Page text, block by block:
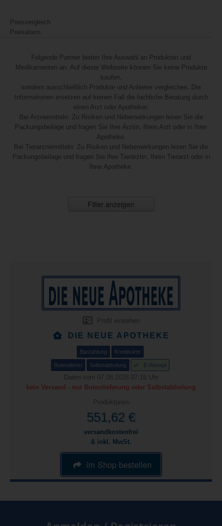
Preisvergleich
Preisalarm
Folgende Partner bieten Ihre Auswahl an Produkten und
Medikamenten an. Auf dieser Webseite können Sie keine Produkte
kaufen,
sondern ausschließlich Produkte und Anbieter vergleichen. Die
Informationen ersetzen auf keinen Fall die fachliche Beratung durch
einen Arzt oder Apotheker.
Bei Arzneimitteln: Zu Risiken und Nebenwirkungen lesen Sie die
Packungsbeilage und fragen Sie Ihre Ärztin, Ihren Arzt oder in Ihrer
Apotheke.
Bei Tierarzneimitteln: Zu Risiken und Nebenwirkungen lesen Sie die
Packungsbeilage und fragen Sie Ihre Tierärztin, Ihren Tierarzt oder in
Ihrer Apotheke.
Filter anzeigen
Profil einsehen
DIE NEUE APOTHEKE
Barzahlung Kreditkarte
Botendienst Selbstabholung E-Rezept
Daten vom 07.08.2026 07:16 Uhr
kein Versand - nur Botenlieferung oder Selbstabholung
Produktpreis
551,62 €
versandkostenfrei
& inkl. MwSt.
im Shop bestellen